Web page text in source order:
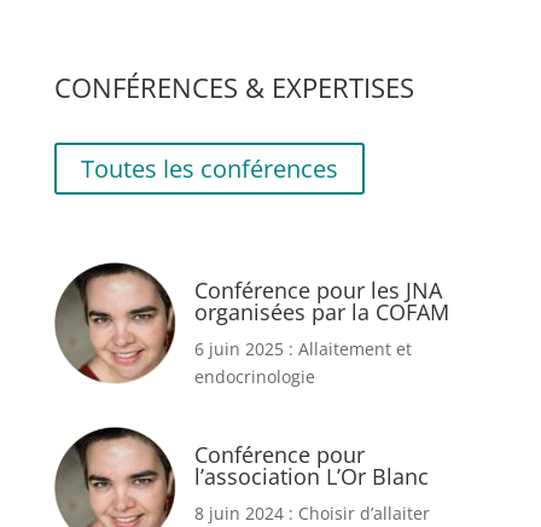
CONFÉRENCES & EXPERTISES
Toutes les conférences
Conférence pour les JNA
organisées par la COFAM
6 juin 2025 : Allaitement et
endocrinologie
Conférence pour
l’association L’Or Blanc
8 juin 2024 : Choisir d’allaiter